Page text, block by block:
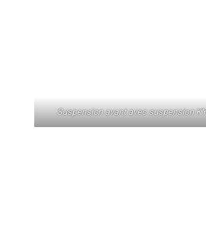
Suspension avant avec suspension